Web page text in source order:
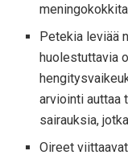
Petekia leviää
huolestuttavia
arviointi auttaa
sairauksia,
Oireet